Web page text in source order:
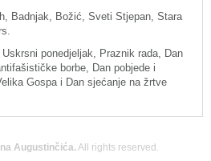
Badnjak, Božić, Sveti Stjepan, Stara
ponedjeljak, Praznik rada, Dan
borbe, Dan pobjede i
Gospa i Dan sjećanje na žrtve
Augustinčića.All rights reserved.